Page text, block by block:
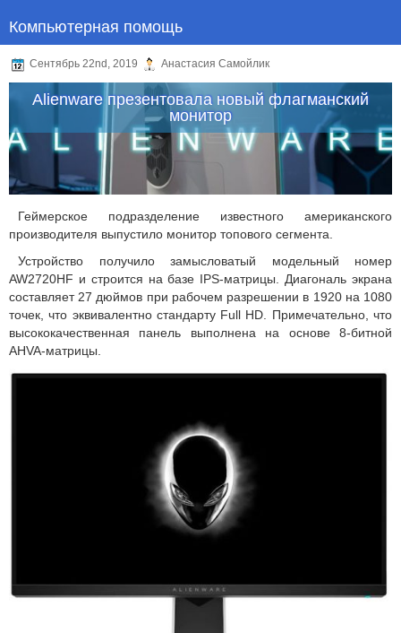
Компьютерная помощь
Сентябрь 22nd, 2019 Анастасия Самойлик
Alienware презентовала новый флагманский
монитор
Геймерское подразделение известного американского
производителя выпустило монитор топового сегмента.
Устройство получило замысловатый модельный номер
AW2720HF и строится на базе IPS-матрицы. Диагональ экрана
составляет 27 дюймов при рабочем разрешении в 1920 на 1080
точек, что эквивалентно стандарту Full HD. Примечательно, что
высококачественная панель выполнена на основе 8-битной
AHVA-матрицы.